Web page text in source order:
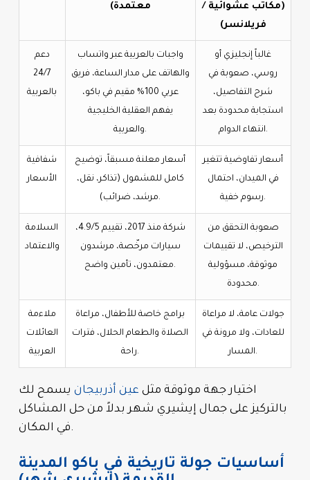
معتمدة)
(مكاتب عشوائية /
فريلانسر)
دعم
24/7
بالعربية
واجبات بالعربية عبر واتساب
والهاتف على مدار الساعة، فريق
عربي 100% مقيم في باكو،
يفهم العقلية الخليجية
والعربية.
غالباً إنجليزي أو
روسي، صعوبة في
شرح التفاصيل،
استجابة محدودة بعد
انتهاء الدوام.
شفافية
الأسعار
أسعار معلنة مسبقاً، توضيح
كامل للمشمول (تذاكر، نقل،
مرشد، ضرائب).
أسعار تفاوضية تتغير
في الميدان، احتمال
رسوم خفية.
السلامة
والاعتماد
شركة منذ 2017، تقييم 4.9/5،
سيارات مرخّصة، مرشدون
معتمدون، تأمين واضح.
صعوبة التحقق من
الترخيص، لا تقييمات
موثوقة، مسؤولية
محدودة.
ملاءمة
العائلات
العربية
برامج خاصة للأطفال، مراعاة
الصلاة والطعام الحلال، فترات
راحة.
جولات عامة، لا مراعاة
للعادات، ولا مرونة في
المسار.
اختيار جهة موثوقة مثل عين أذربيجان يسمح لك
بالتركيز على جمال إيشيري شهر بدلاً من حل المشاكل
في المكان.
أساسيات جولة تاريخية في باكو المدينة